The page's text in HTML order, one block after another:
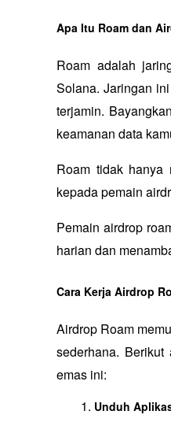
Apa Itu Roam dan
Roam adalah
Solana. Jaringan
terjamin.
keamanan data
Roam tidak hanya
kepada pemain
Pemain airdrop
harian dan
Cara Kerja Airdrop
Airdrop Roam
sederhana.
emas ini:
Unduh